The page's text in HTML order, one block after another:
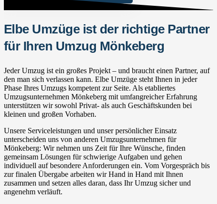
Elbe Umzüge ist der richtige Partner
für Ihren Umzug Mönkeberg
Jeder Umzug ist ein großes Projekt – und braucht einen Partner, auf
den man sich verlassen kann. Elbe Umzüge steht Ihnen in jeder
Phase Ihres Umzugs kompetent zur Seite. Als etabliertes
Umzugsunternehmen Mönkeberg mit umfangreicher Erfahrung
unterstützen wir sowohl Privat- als auch Geschäftskunden bei
kleinen und großen Vorhaben.
Unsere Serviceleistungen und unser persönlicher Einsatz
unterscheiden uns von anderen Umzugsunternehmen für
Mönkeberg: Wir nehmen uns Zeit für Ihre Wünsche, finden
gemeinsam Lösungen für schwierige Aufgaben und gehen
individuell auf besondere Anforderungen ein. Vom Vorgespräch bis
zur finalen Übergabe arbeiten wir Hand in Hand mit Ihnen
zusammen und setzen alles daran, dass Ihr Umzug sicher und
angenehm verläuft.